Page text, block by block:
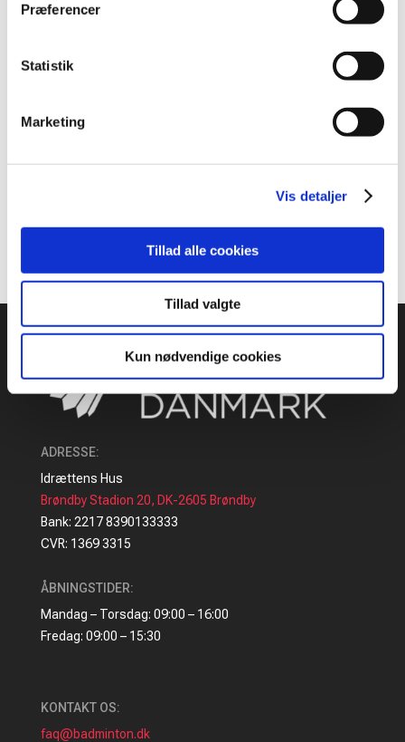
Præferencer
Statistik
Marketing
Vis detaljer
Tillad alle cookies
Tillad valgte
Kun nødvendige cookies
Ændringer i turneringsformaterne
Michael Stehr opnår det højeste dommerniveau hos
Badminton Europe
til 2026/2027
Recent Comments
ADRESSE:
Idrættens Hus
Brøndby Stadion 20, DK-2605 Brøndby
Bank: 2217 8390133333
CVR: 1369 3315
ÅBNINGSTIDER:
Mandag – Torsdag: 09:00 – 16:00
Fredag: 09:00 – 15:30
KONTAKT OS:
faq@badminton.dk